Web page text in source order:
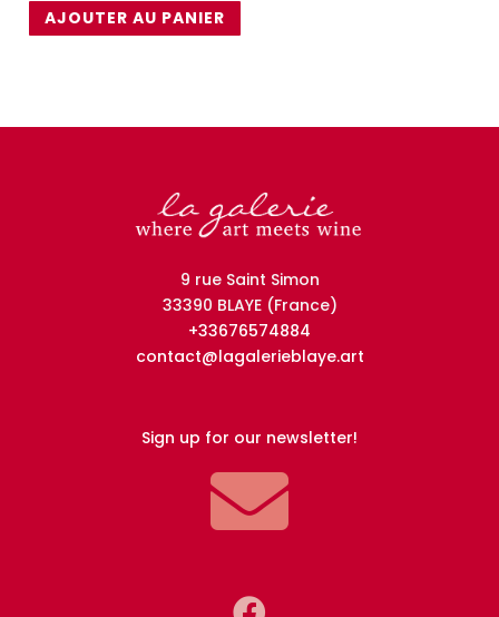
quantité
-
AJOUTER AU PANIER
9 rue Saint Simon
33390 BLAYE (France)
+33676574884
contact@lagalerieblaye.art
Sign up for our newsletter!
